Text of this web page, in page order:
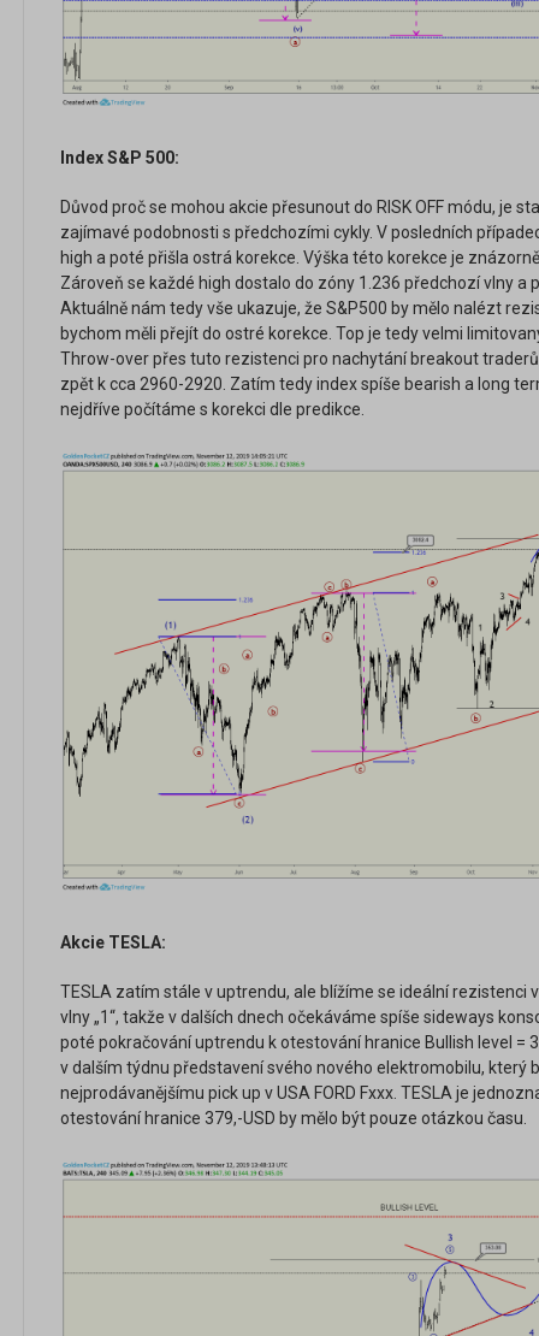
Index S&P 500:
Důvod proč se mohou akcie přesunout do RISK OFF módu, je
zajímavé podobnosti s předchozími cykly. V posledních
high a poté přišla ostrá korekce. Výška této korekce je
Zároveň se každé high dostalo do zóny 1.236 předchozí vlny a
Aktuálně nám tedy vše ukazuje, že S&P500 by mělo nalézt
bychom měli přejít do ostré korekce. Top je tedy velmi
Throw-over přes tuto rezistenci pro nachytání breakout
zpět k cca 2960-2920. Zatím tedy index spíše bearish a long
nejdříve počítáme s korekci dle predikce.
Akcie TESLA:
TESLA zatím stále v uptrendu, ale blížíme se ideální rezistenci
vlny „1“, takže v dalších dnech očekáváme spíše sideways
poté pokračování uptrendu k otestování hranice Bullish level =
v dalším týdnu představení svého nového elektromobilu, který
nejprodávanějšímu pick up v USA FORD Fxxx. TESLA je
otestování hranice 379,-USD by mělo být pouze otázkou času.